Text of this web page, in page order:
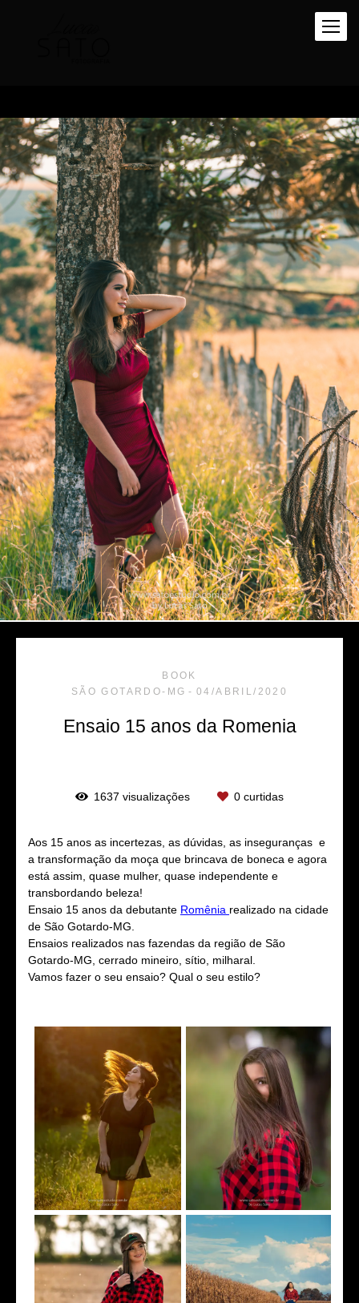
BOOK
SÃO GOTARDO-MG
04/ABRIL/2020
Ensaio 15 anos da Romenia
1637 visualizações 0 curtidas
Aos 15 anos as incertezas, as dúvidas, as inseguranças e
a transformação da moça que brincava de boneca e agora
está assim, quase mulher, quase independente e
transbordando beleza!
Ensaio 15 anos da debutante Romênia realizado na cidade
de São Gotardo-MG.
Ensaios realizados nas fazendas da região de São
Gotardo-MG, cerrado mineiro, sítio, milharal.
Vamos fazer o seu ensaio? Qual o seu estilo?